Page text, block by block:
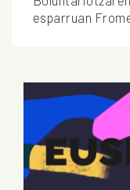
esparruan